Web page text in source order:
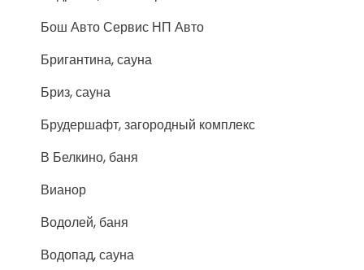
Бош Авто Сервис НП Авто
Бригантина, сауна
Бриз, сауна
Брудершафт, загородный комплекс
В Белкино, баня
Вианор
Водолей, баня
Водопад, сауна